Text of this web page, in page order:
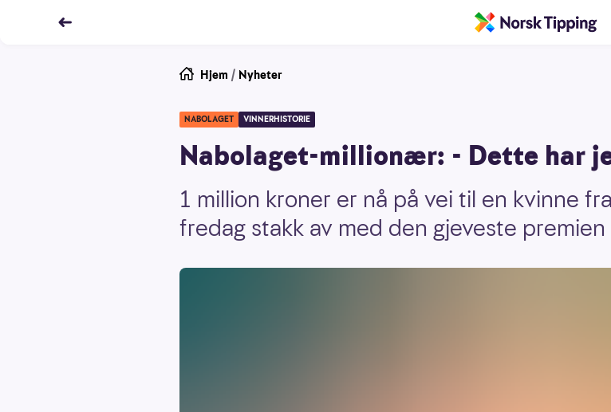
Hjem / Nyheter
NABOLAGET VINNERHISTORIE
Nabolaget-millionær: - Dette har
1 million kroner er nå på vei til en kvinne
fredag stakk av med den gjeveste